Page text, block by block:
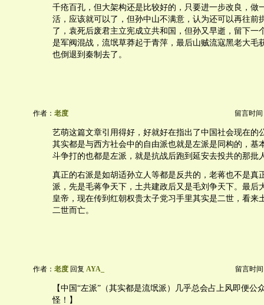
千疮百孔，但大架构还是比较好的，只要进一步改良，做
活，应该就可以了，但孙中山不满意，认为还可以再往前
了，袁死后废君主立宪成立共和国，但孙又早逝，留下一
是军阀混战，流氓草莽起于青萍，最后山贼流寇黑老大毛
也倒退到秦制去了。
作者： 老度 留言时间
艺萌这篇文章引用得好，好就好在指出了中国社会现在的
其实都是与西方社会中的自由派也就是左派是同构的，基
斗争打的也都是左派，就是抗战后跑到延安去投共的那批
真正的右派是如胡适孙立人等都是反共的，老蒋也不是真
派，先是毛蒋争天下，土共建政后又是毛刘争天下。最后
皇帝，现在传到红朝权贵太子党习手里其实是二世，看来
二世而亡。
作者： 老度 回复 AYA_ 留言时间
【中国“左派”（其实都是流氓派）几乎总会占上风即便公
怪！】